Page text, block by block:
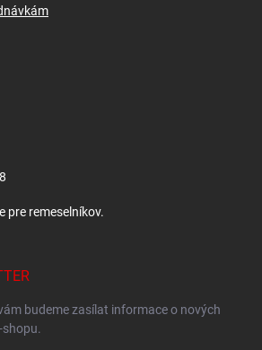
pre remeselníkov.
budeme zasílat informace o nových